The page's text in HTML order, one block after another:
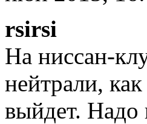
rsirsi
На ниссан-
нейтрали,
выйдет. Надо